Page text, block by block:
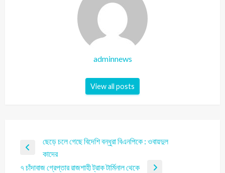
adminnews
View all posts
ছেড়ে চলে গেছে বিদেশি বন্ধুরা বিএনপিকে : ওবায়দুল
কাদের
৭ চাঁদাবাজ গ্রেপ্তার রাজশাহী ট্রাক টার্মিনাল থেকে